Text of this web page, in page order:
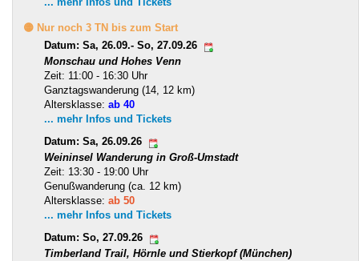
🟡 Nur noch 3 TN bis zum Start
Datum: Sa, 26.09.- So, 27.09.26
Monschau und Hohes Venn
Zeit: 11:00 - 16:30 Uhr
Ganztagswanderung (14, 12 km)
Altersklasse: ab 40
... mehr Infos und Tickets
Datum: Sa, 26.09.26
Weininsel Wanderung in Groß-Umstadt
Zeit: 13:30 - 19:00 Uhr
Genußwanderung (ca. 12 km)
Altersklasse: ab 50
... mehr Infos und Tickets
Datum: So, 27.09.26
Timberland Trail, Hörnle und Stierkopf (München)